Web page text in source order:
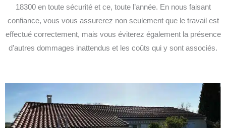
18300 en toute sécurité et ce, toute l’année. En nous faisant
confiance, vous vous assurerez non seulement que le travail est
effectué correctement, mais vous éviterez également la présence
d’autres dommages inattendus et les coûts qui y sont associés.